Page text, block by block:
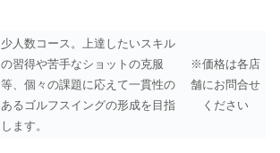
少人数コース。上達したいスキル
の習得や苦手なショットの克服
等、個々の課題に応えて一貫性の
あるゴルフスイングの形成を目指
します。
※価格は各店
舗にお問合せ
ください